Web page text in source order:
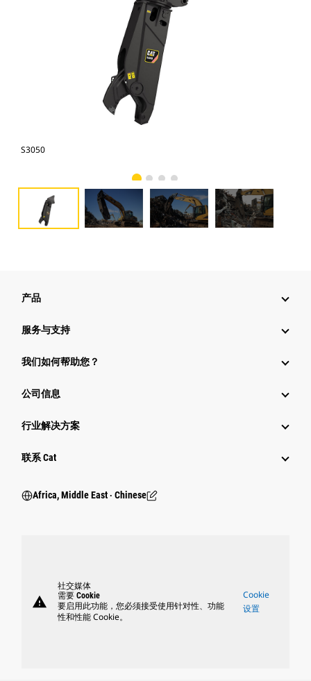
S3050
产品
服务与支持
我们如何帮助您？
公司信息
行业解决方案
行业
联系 Cat
Africa, Middle East ‧ Chinese
warning
社交媒体
需要 Cookie
要启用此功能，您必须接受使用针对性、功能
性和性能 Cookie。
Cookie
设置